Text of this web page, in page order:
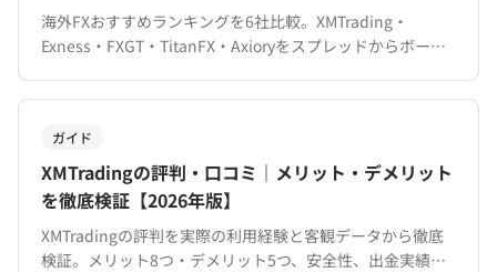
海外FXおすすめランキングを6社比較。XMTrading・
Exness・FXGT・TitanFX・Axioryをスプレッドからボーナ
ガイド
XMTradingの評判・口コミ｜メリット・デメリット
を徹底検証【2026年版】
XMTradingの評判を実際の利用経験と客観データから徹底
検証。メリット8つ・デメリット5つ、安全性、出金実績、